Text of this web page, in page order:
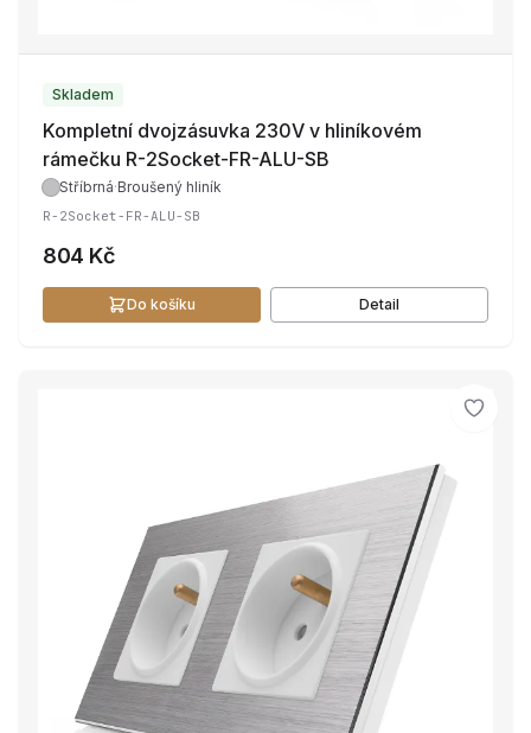
Skladem
Kompletní dvojzásuvka 230V v hliníkovém
rámečku R-2Socket-FR-ALU-SB
Stříbrná·Broušený hliník
R-2Socket-FR-ALU-SB
804 Kč
Do košíku Detail